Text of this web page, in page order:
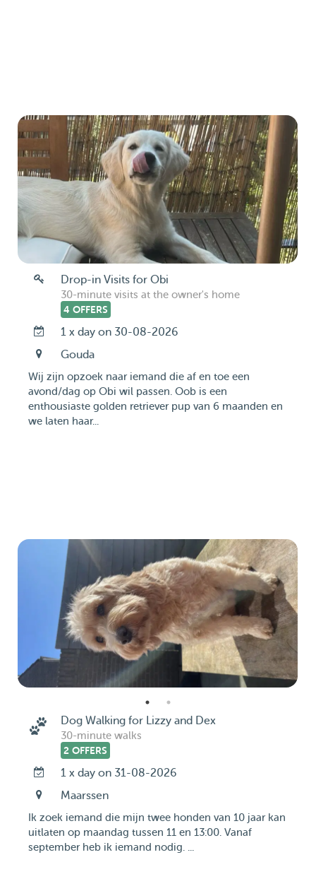
Drop-in Visits for Obi
30-minute visits at the owner's home
4 OFFERS
1 x day on 30-08-2026
Gouda
Wij zijn opzoek naar iemand die af en toe een
avond/dag op Obi wil passen. Oob is een
enthousiaste golden retriever pup van 6 maanden en
we laten haar...
Dog Walking for Lizzy and Dex
30-minute walks
2 OFFERS
1 x day on 31-08-2026
Maarssen
Ik zoek iemand die mijn twee honden van 10 jaar kan
uitlaten op maandag tussen 11 en 13:00. Vanaf
september heb ik iemand nodig. ...